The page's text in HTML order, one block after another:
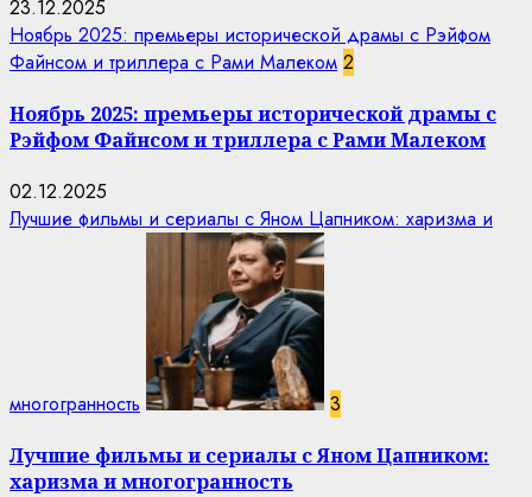
23.12.2025
Ноябрь 2025: премьеры исторической драмы с Рэйфом
Файнсом и триллера с Рами Малеком 2
Ноябрь 2025: премьеры исторической драмы с
Рэйфом Файнсом и триллера с Рами Малеком
02.12.2025
Лучшие фильмы и сериалы с Яном Цапником: харизма и
многогранность 3
Лучшие фильмы и сериалы с Яном Цапником:
харизма и многогранность